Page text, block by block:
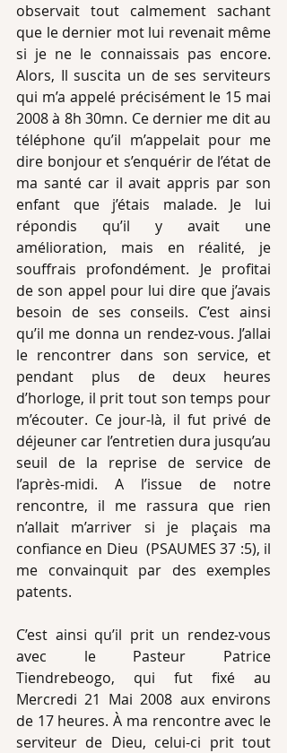
observait tout calmement sachant
que le dernier mot lui revenait même
si je ne le connaissais pas encore.
Alors, Il suscita un de ses serviteurs
qui m’a appelé précisément le 15 mai
2008 à 8h 30mn. Ce dernier me dit au
téléphone qu’il m’appelait pour me
dire bonjour et s’enquérir de l’état de
ma santé car il avait appris par son
enfant que j’étais malade. Je lui
répondis qu’il y avait une
amélioration, mais en réalité, je
souffrais profondément. Je profitai
de son appel pour lui dire que j’avais
besoin de ses conseils. C’est ainsi
qu’il me donna un rendez-vous. J’allai
le rencontrer dans son service, et
pendant plus de deux heures
d’horloge, il prit tout son temps pour
m’écouter. Ce jour-là, il fut privé de
déjeuner car l’entretien dura jusqu’au
seuil de la reprise de service de
l’après-midi. A l’issue de notre
rencontre, il me rassura que rien
n’allait m’arriver si je plaçais ma
confiance en Dieu  (PSAUMES 37 :5), il
me convainquit par des exemples
patents.
C’est ainsi qu’il prit un rendez-vous
avec le Pasteur Patrice
Tiendrebeogo, qui fut fixé au
Mercredi 21 Mai 2008 aux environs
de 17 heures. À ma rencontre avec le
serviteur de Dieu, celui-ci prit tout